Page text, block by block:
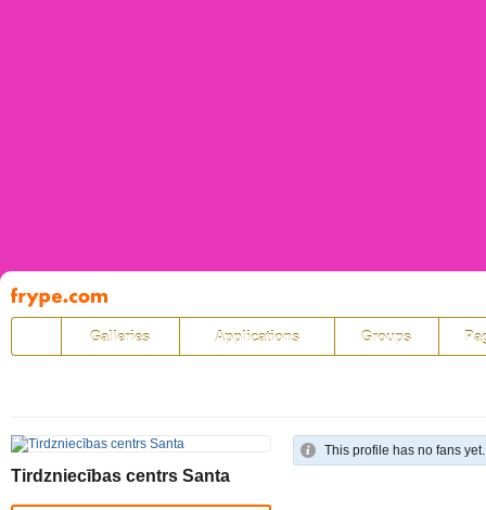
Pāriet
uz
saturu
Galleries Applications Groups
Tirdzniecības centrs Santa
This profile has no fans yet.